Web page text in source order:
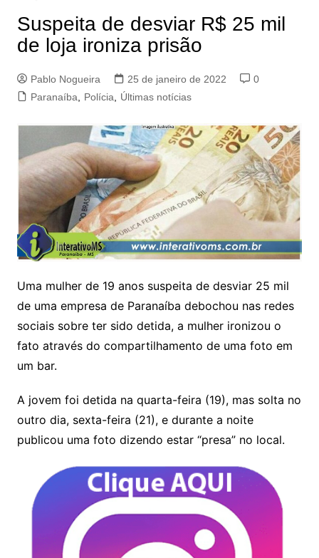
Suspeita de desviar R$ 25 mil
de loja ironiza prisão
Pablo Nogueira 25 de janeiro de 2022
0
Paranaíba
Polícia Últimas notícias
Uma mulher de 19 anos suspeita de desviar 25 mil
de uma empresa de Paranaíba debochou nas redes
sociais sobre ter sido detida, a mulher ironizou o
fato através do compartilhamento de uma foto em
um bar.
A jovem foi detida na quarta-feira (19), mas solta no
outro dia, sexta-feira (21), e durante a noite
publicou uma foto dizendo estar “presa” no local.